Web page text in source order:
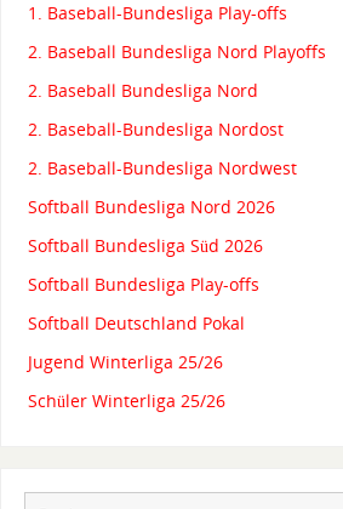
1. Baseball-Bundesliga Play-offs
2. Baseball Bundesliga Nord Playoffs
2. Baseball Bundesliga Nord
2. Baseball-Bundesliga Nordost
2. Baseball-Bundesliga Nordwest
Softball Bundesliga Nord 2026
Softball Bundesliga Süd 2026
Softball Bundesliga Play-offs
Softball Deutschland Pokal
Jugend Winterliga 25/26
Schüler Winterliga 25/26